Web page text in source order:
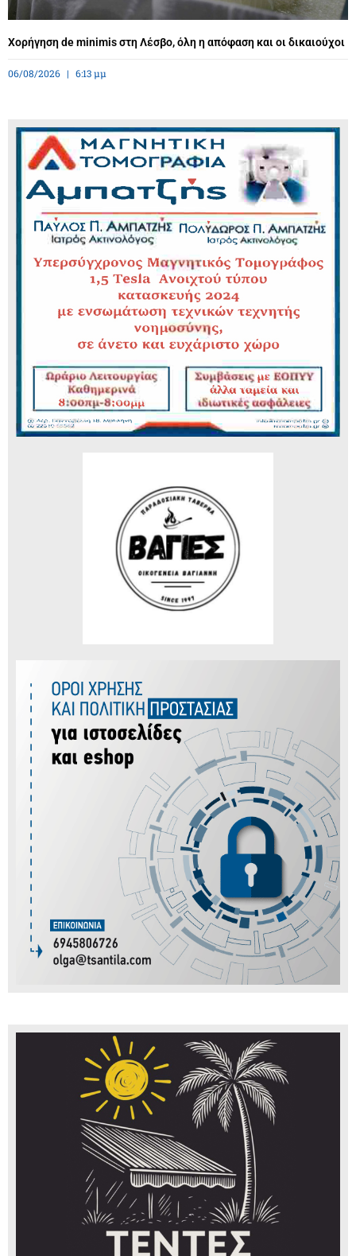
Χορήγηση de minimis στη Λέσβο, όλη η απόφαση και οι δικαιούχοι
06/08/2026 6:13 μμ